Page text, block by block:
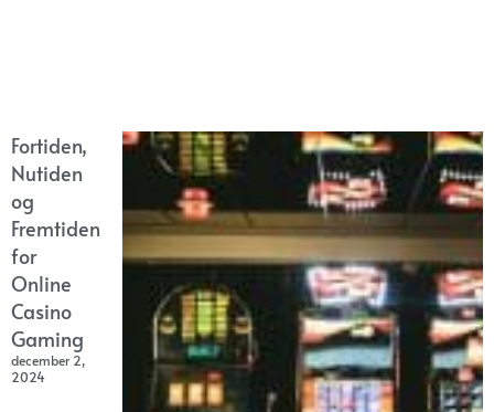
Fortiden,
Nutiden
og
Fremtiden
for
Online
Casino
Gaming
december 2,
2024